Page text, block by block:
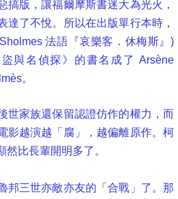
搞版，讓福爾摩斯書迷大為光火，
達了不悅。所以在出版單行本時，
法語『哀樂客．休梅斯』)
與名偵探》的書名成了 Arsène
。
世家族還保留認證仿作的權力，而
影越演越「腐」，越偏離原作。柯
比長輩開明多了。
邦三世亦敵亦友的「合戰」了。那